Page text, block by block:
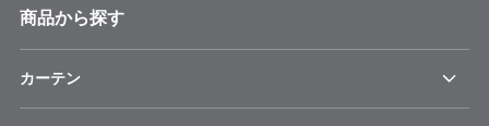
商品から探す
カーテン